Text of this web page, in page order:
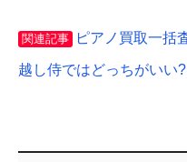
関連記事 ピアノ買取一括
越し侍ではどっちがいい?